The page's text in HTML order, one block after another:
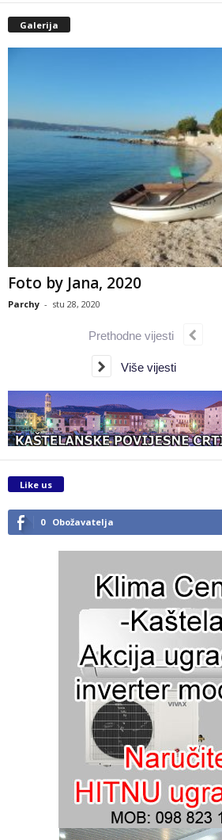
Galerija
Foto by Jana, 2020
Parchy - stu 28, 2020
Prethodne vijesti
Više vijesti
Like us
0 Obožavatelja